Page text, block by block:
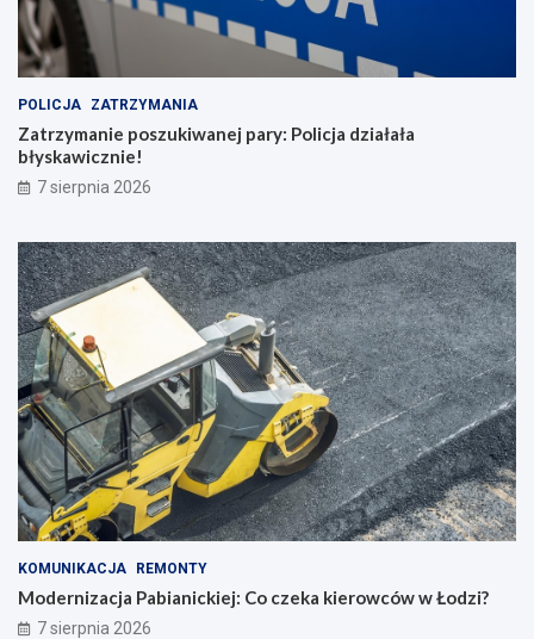
POLICJA ZATRZYMANIA
Zatrzymanie poszukiwanej pary: Policja działała
błyskawicznie!
7 sierpnia 2026
KOMUNIKACJA REMONTY
Modernizacja Pabianickiej: Co czeka kierowców w Łodzi?
7 sierpnia 2026